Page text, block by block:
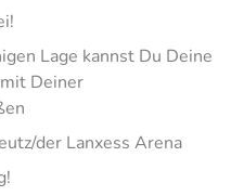
Lage kannst Du Deine
Deiner
der Lanxess Arena